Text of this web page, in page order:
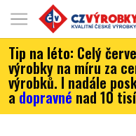
Tip na léto: Celý
výrobky na míru za
výrobků. I nadále
adopravné nad 10